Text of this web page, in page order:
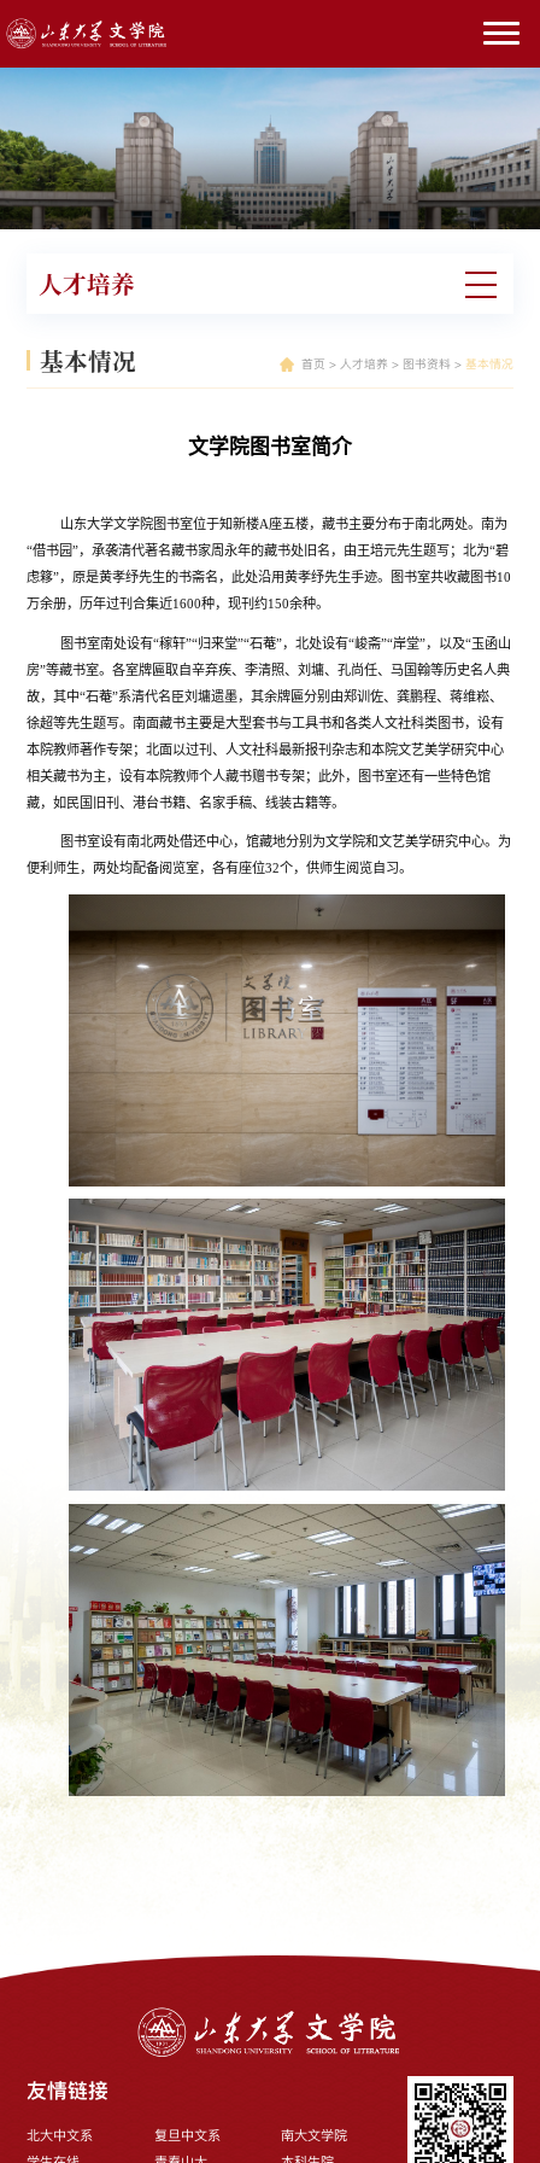
人才培养
基本情况 首页 > 人才培养 > 图书资料 > 基本情况
文学院图书室简介
山东大学文学院图书室位于知新楼A座五楼，藏书主要分布于南北两处。南为
“借书园”，承袭清代著名藏书家周永年的藏书处旧名，由王培元先生题写；北为“碧
虑簃”，原是黄孝纾先生的书斋名，此处沿用黄孝纾先生手迹。图书室共收藏图书10
万余册，历年过刊合集近1600种，现刊约150余种。
图书室南处设有“稼轩”“归来堂”“石菴”，北处设有“峻斋”“岸堂”，以及“玉函山
房”等藏书室。各室牌匾取自辛弃疾、李清照、刘墉、孔尚任、马国翰等历史名人典
故，其中“石菴”系清代名臣刘墉遗墨，其余牌匾分别由郑训佐、龚鹏程、蒋维崧、
徐超等先生题写。南面藏书主要是大型套书与工具书和各类人文社科类图书，设有
本院教师著作专架；北面以过刊、人文社科最新报刊杂志和本院文艺美学研究中心
相关藏书为主，设有本院教师个人藏书赠书专架；此外，图书室还有一些特色馆
藏，如民国旧刊、港台书籍、名家手稿、线装古籍等。
图书室设有南北两处借还中心，馆藏地分别为文学院和文艺美学研究中心。为
便利师生，两处均配备阅览室，各有座位32个，供师生阅览自习。
友情链接
北大中文系 复旦中文系
南大文学院